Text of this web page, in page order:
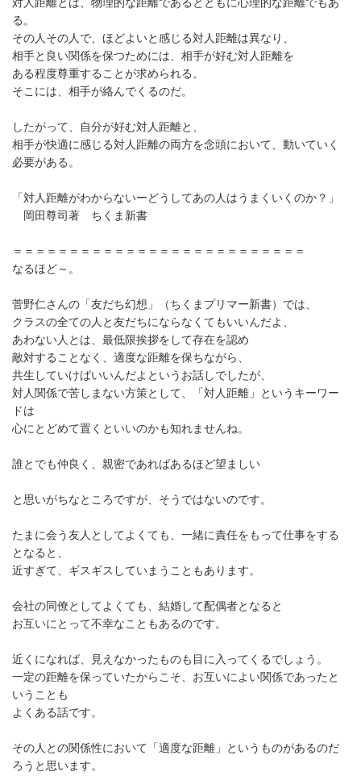
る。
その人その人で、ほどよいと感じる対人距離は異なり、
相手と良い関係を保つためには、相手が好む対人距離を
ある程度尊重することが求められる。
そこには、相手が絡んでくるのだ。
したがって、自分が好む対人距離と、
相手が快適に感じる対人距離の両方を念頭において、動いていく
必要がある。
「対人距離がわからないーどうしてあの人はうまくいくのか？」
岡田尊司著 ちくま新書
＝＝＝＝＝＝＝＝＝＝＝＝＝＝＝＝＝＝＝＝＝＝＝＝＝＝
なるほど～。
菅野仁さんの「友だち幻想」（ちくまプリマー新書）では、
クラスの全ての人と友だちにならなくてもいいんだよ、
あわない人とは、最低限挨拶をして存在を認め
敵対することなく、適度な距離を保ちながら、
共生していけばいいんだよというお話しでしたが、
対人関係で苦しまない方策として、「対人距離」というキーワー
ドは
心にとどめて置くといいのかも知れませんね。
誰とでも仲良く、親密であればあるほど望ましい
と思いがちなところですが、そうではないのです。
たまに会う友人としてよくても、一緒に責任をもって仕事をする
となると、
近すぎて、ギスギスしていまうこともあります。
会社の同僚としてよくても、結婚して配偶者となると
お互いにとって不幸なこともあるのです。
近くになれば、見えなかったものも目に入ってくるでしょう。
一定の距離を保っていたからこそ、お互いによい関係であったと
いうことも
よくある話です。
その人との関係性において「適度な距離」というものがあるのだ
ろうと思います。